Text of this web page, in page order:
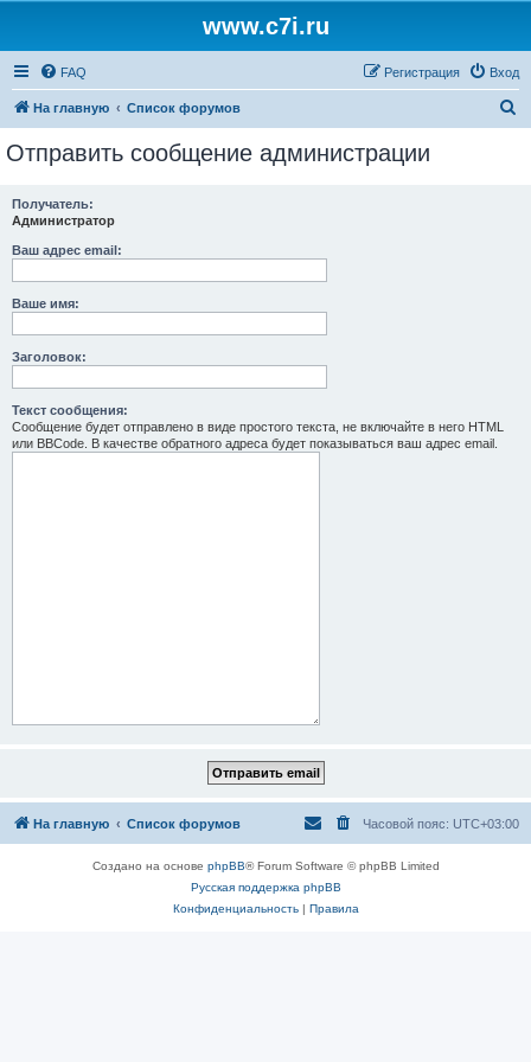
www.c7i.ru
FAQ Вход
Регистрация
На главную Список форумов
Отправить сообщение администрации
Получатель:
Администратор
Ваш адрес email:
Ваше имя:
Заголовок:
Текст сообщения:
Сообщение будет отправлено в виде простого текста, не включайте в него HTML
или BBCode. В качестве обратного адреса будет показываться ваш адрес email.
На главную Список форумов Часовой пояс: UTC+03:00
Создано на основе phpBB® Forum Software © phpBB Limited
Русская поддержка phpBB
Конфиденциальность| Правила